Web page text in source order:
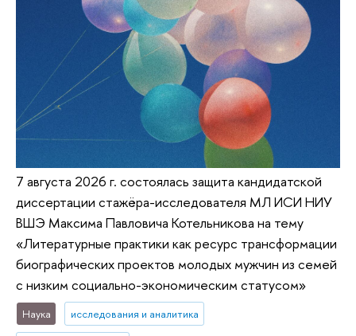
7 августа 2026 г. состоялась защита кандидатской
диссертации стажёра-исследователя МЛ ИСИ НИУ
ВШЭ Максима Павловича Котельникова на тему
«Литературные практики как ресурс трансформации
биографических проектов молодых мужчин из семей
с низким социально-экономическим статусом»
Наука исследования и аналитика